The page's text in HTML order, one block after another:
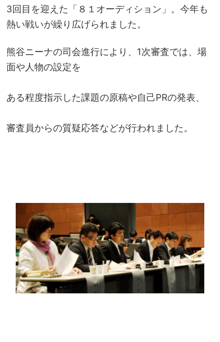
3回目を迎えた「８１オーディション」。今年も
熱い戦いが繰り広げられました。
熊谷ニーナの司会進行により、1次審査では、場
面や人物の設定を
ある程度指示した課題の原稿や自己PRの発表、
審査員からの質疑応答などが行われました。